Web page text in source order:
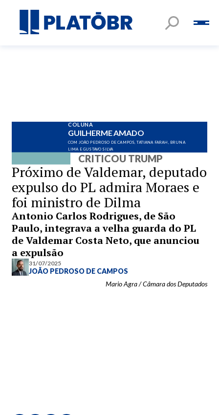
COLUNA
GUILHERME AMADO
COM JOÃO PEDROSO DE CAMPOS, TATIANA FARAH, BRUNA
LIMA E GUSTAVO SILVA
CRITICOU TRUMP
Próximo de Valdemar, deputado
expulso do PL admira Moraes e
foi ministro de Dilma
Antonio Carlos Rodrigues, de São
Paulo, integrava a velha guarda do PL
de Valdemar Costa Neto, que anunciou
a expulsão
31/07/2025
JOÃO PEDROSO DE CAMPOS
Mario Agra / Câmara dos Deputados